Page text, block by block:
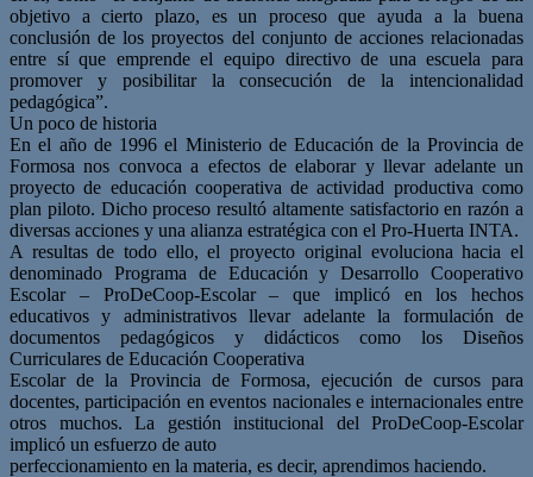
objetivo a cierto plazo, es un proceso que ayuda a la buena
conclusión de los proyectos del conjunto de acciones relacionadas
entre sí que emprende el equipo directivo de una escuela para
promover y posibilitar la consecución de la intencionalidad
pedagógica”.
Un poco de historia
En el año de 1996 el Ministerio de Educación de la Provincia de
Formosa nos convoca a efectos de elaborar y llevar adelante un
proyecto de educación cooperativa de actividad productiva como
plan piloto. Dicho proceso resultó altamente satisfactorio en razón a
diversas acciones y una alianza estratégica con el Pro-Huerta INTA.
A resultas de todo ello, el proyecto original evoluciona hacia el
denominado Programa de Educación y Desarrollo Cooperativo
Escolar – ProDeCoop-Escolar – que implicó en los hechos
educativos y administrativos llevar adelante la formulación de
documentos pedagógicos y didácticos como los Diseños
Curriculares de Educación Cooperativa
Escolar de la Provincia de Formosa, ejecución de cursos para
docentes, participación en eventos nacionales e internacionales entre
otros muchos. La gestión institucional del ProDeCoop-Escolar
implicó un esfuerzo de auto
perfeccionamiento en la materia, es decir, aprendimos haciendo.